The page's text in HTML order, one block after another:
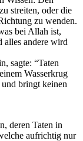
streiten, oder die
zu wenden.
bei Allah ist,
alles andere wird
sagte: “Taten
Wasserkrug
bringt keinen
deren Taten in
aufrichtig nur